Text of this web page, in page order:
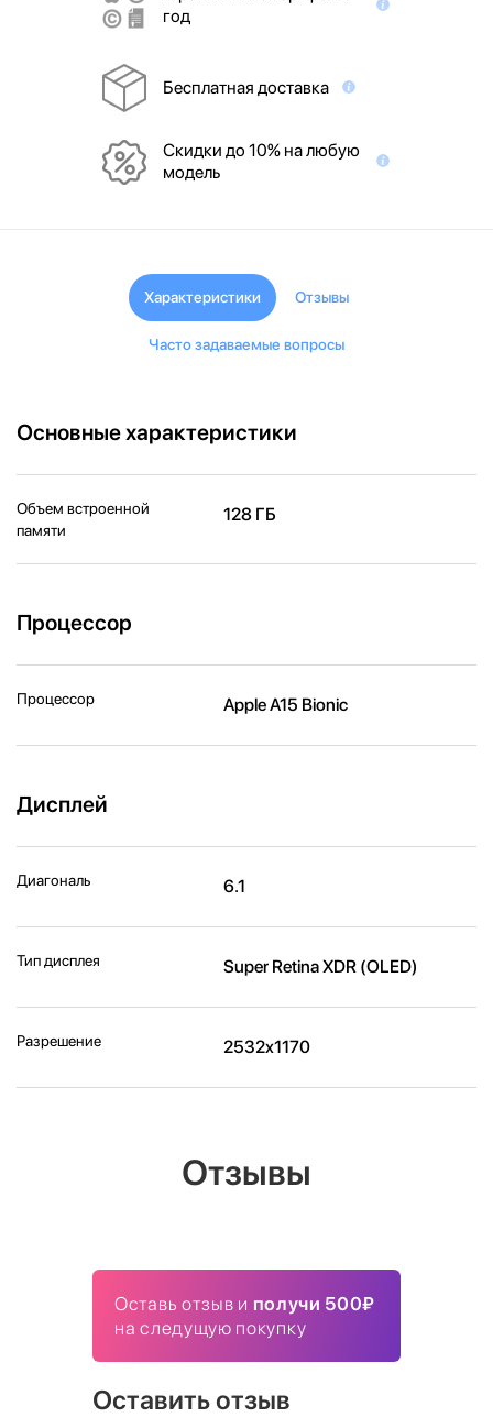
год
Бесплатная доставка
Скидки до 10% на любую
модель
Характеристики Отзывы
Часто задаваемые вопросы
Основные характеристики
Объем встроенной
памяти
128 ГБ
Процессор
Процессор Apple A15 Bionic
Дисплей
Диагональ 6.1
Тип дисплея Super Retina XDR (OLED)
Разрешение 2532x1170
Отзывы
Оставь отзыв и получи 500₽
на следущую покупку
Оставить отзыв